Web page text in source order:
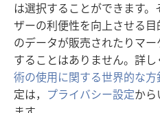
は選択することができます
ザーの利便性を向上させる
のデータが販売されたりマ
することはありません。詳し
術の使用に関する世界的な方
定は， プライバシー設定か
く）
ブ
で
開
く）
い
タ
ブ
で
開
く）
JW Library
Watchtower Library®
Copyright